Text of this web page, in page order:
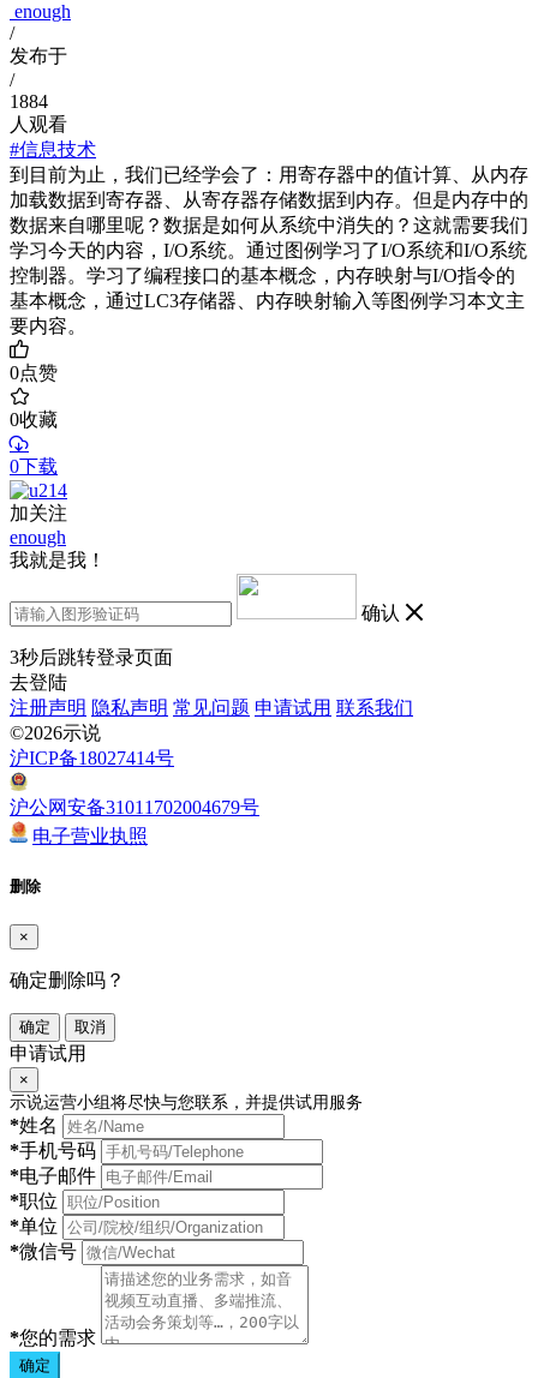
enough
/
发布于
/
1884
人观看
#信息技术
到目前为止，我们已经学会了：用寄存器中的值计算、从内存
加载数据到寄存器、从寄存器存储数据到内存。但是内存中的
数据来自哪里呢？数据是如何从系统中消失的？这就需要我们
学习今天的内容，I/O系统。通过图例学习了I/O系统和I/O系统
控制器。学习了编程接口的基本概念，内存映射与I/O指令的
基本概念，通过LC3存储器、内存映射输入等图例学习本文主
要内容。
0点赞
0收藏
0下载
加关注
enough
我就是我！
确认
3秒后跳转登录页面
去登陆
注册声明 隐私声明 常见问题 申请试用 联系我们
©2026示说
沪ICP备18027414号
沪公网安备31011702004679号
电子营业执照
删除
×
确定删除吗？
确定 取消
申请试用
×
示说运营小组将尽快与您联系，并提供试用服务
*姓名
*手机号码
*电子邮件
*职位
*单位
*微信号
*您的需求
确定